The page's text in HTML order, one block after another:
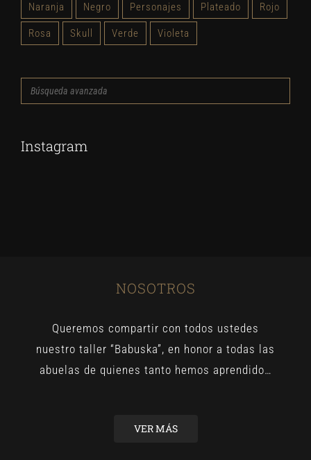
Naranja Negro Personajes Plateado Rojo
Rosa Skull Verde Violeta
Búsqueda
avanzada
Instagram
NOSOTROS
Queremos compartir con todos ustedes
nuestro taller “Babuska”, en honor a todas las
abuelas de quienes tanto hemos aprendido…
VER MÁS